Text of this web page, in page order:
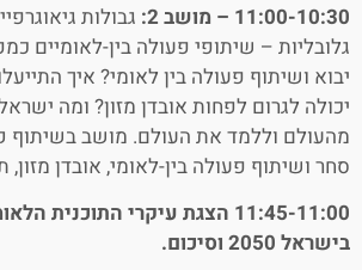
11:00-10:30 – מושב 2:
גבולות
גלובליות – שיתופי פעולה בין-לאומיים
יבוא ושיתוף פעולה בין לאומי? איך
יכולה לגרום לפחות אובדן מזון? ומה
מהעולם וללמד את העולם. מושב בשיתוף
סחר ושיתוף פעולה בין-לאומי, אובדן מזון,
11:45-11:00 הצגת עיקרי התוכנית
בישראל 2050 וסיכום.